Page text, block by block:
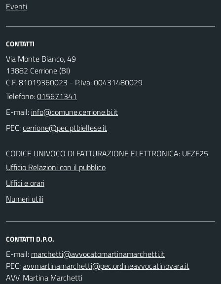
Eventi
CONTATTI
Via Monte Bianco, 49
13882 Cerrione (BI)
C.F. 81019360023 - P.Iva: 00431480029
Telefono:015671341
E-mail:
PEC:
CODICE UNIVOCO DI FATTURAZIONE ELETTRONICA: UFZF25
Ufficio Relazioni con il pubblico
Uffici e orari
Numeri utili
CONTATTI D.P.O.
E-mail:
PEC:
AVV. Martina Marchetti